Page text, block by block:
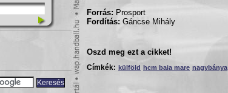
Forrás: Prosport
Fordítás: Gáncse Mihály
Oszd meg ezt a cikket!
Címkék: külföld hcm baia mare nagybánya